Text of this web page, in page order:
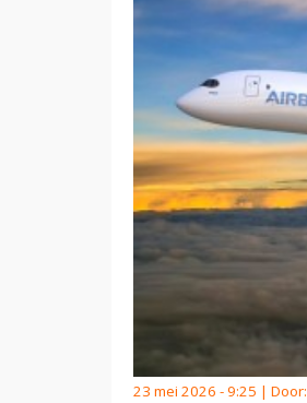
23 mei 2026 - 9:25 | Door: